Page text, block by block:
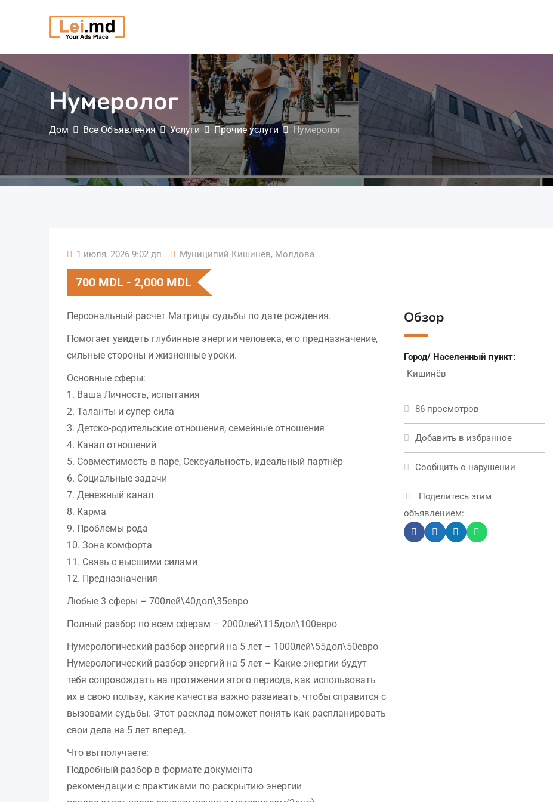
содержимому
Нумеролог
Дом Все Объявления Услуги Прочие услуги Нумеролог
1 июля, 2026 9:02 дп Муниципий Кишинёв, Молдова
700 MDL - 2,000 MDL
Персональный расчет Матрицы судьбы по дате рождения.
Помогает увидеть глубинные энергии человека, его предназначение,
сильные стороны и жизненные уроки.
Основные сферы:
1. Ваша Личность, испытания
2. Таланты и супер сила
3. Детско-родительские отношения, семейные отношения
4. Канал отношений
5. Совместимость в паре, Сексуальность, идеальный партнёр
6. Социальные задачи
7. Денежный канал
8. Карма
9. Проблемы рода
10. Зона комфорта
11. Связь с высшими силами
12. Предназначения
Любые 3 сферы – 700лей\40дол\35евро
Полный разбор по всем сферам – 2000лей\115дол\100евро
Нумерологический разбор энергий на 5 лет – 1000лей\55дол\50евро
Нумерологический разбор энергий на 5 лет – Какие энергии будут
тебя сопровождать на протяжении этого периода, как использовать
их в свою пользу, какие качества важно развивать, чтобы справится с
вызовами судьбы. Этот расклад поможет понять как распланировать
свои дела на 5 лет вперед.
Что вы получаете:
Подробный разбор в формате документа
рекомендации с практиками по раскрытию энергии
Обзор
Город/ Населенный пункт:
Кишинёв
86 просмотров
Добавить в избранное
Сообщить о нарушении
Поделитесь этим
объявлением: